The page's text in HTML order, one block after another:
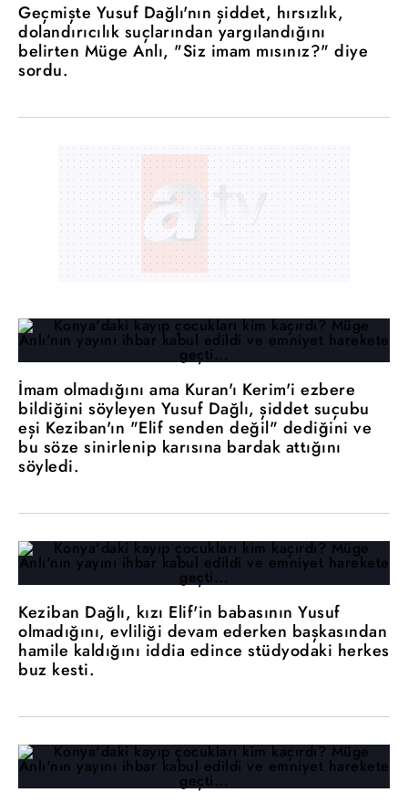
Geçmişte Yusuf Dağlı'nın şiddet, hırsızlık,
dolandırıcılık suçlarından yargılandığını
belirten Müge Anlı, "Siz imam mısınız?" diye
sordu.
İmam olmadığını ama Kuran'ı Kerim'i ezbere
bildiğini söyleyen Yusuf Dağlı, şiddet suçubu
eşi Keziban'ın "Elif senden değil" dediğini ve
bu söze sinirlenip karısına bardak attığını
söyledi.
Keziban Dağlı, kızı Elif'in babasının Yusuf
olmadığını, evliliği devam ederken başkasından
hamile kaldığını iddia edince stüdyodaki herkes
buz kesti.